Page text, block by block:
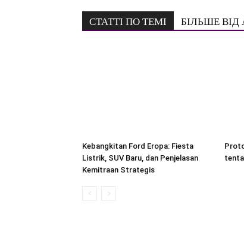
СТАТТІ ПО ТЕМІ БІЛЬШЕ ВІД
Kebangkitan Ford Eropa: Fiesta
Listrik, SUV Baru, dan Penjelasan
Kemitraan Strategis